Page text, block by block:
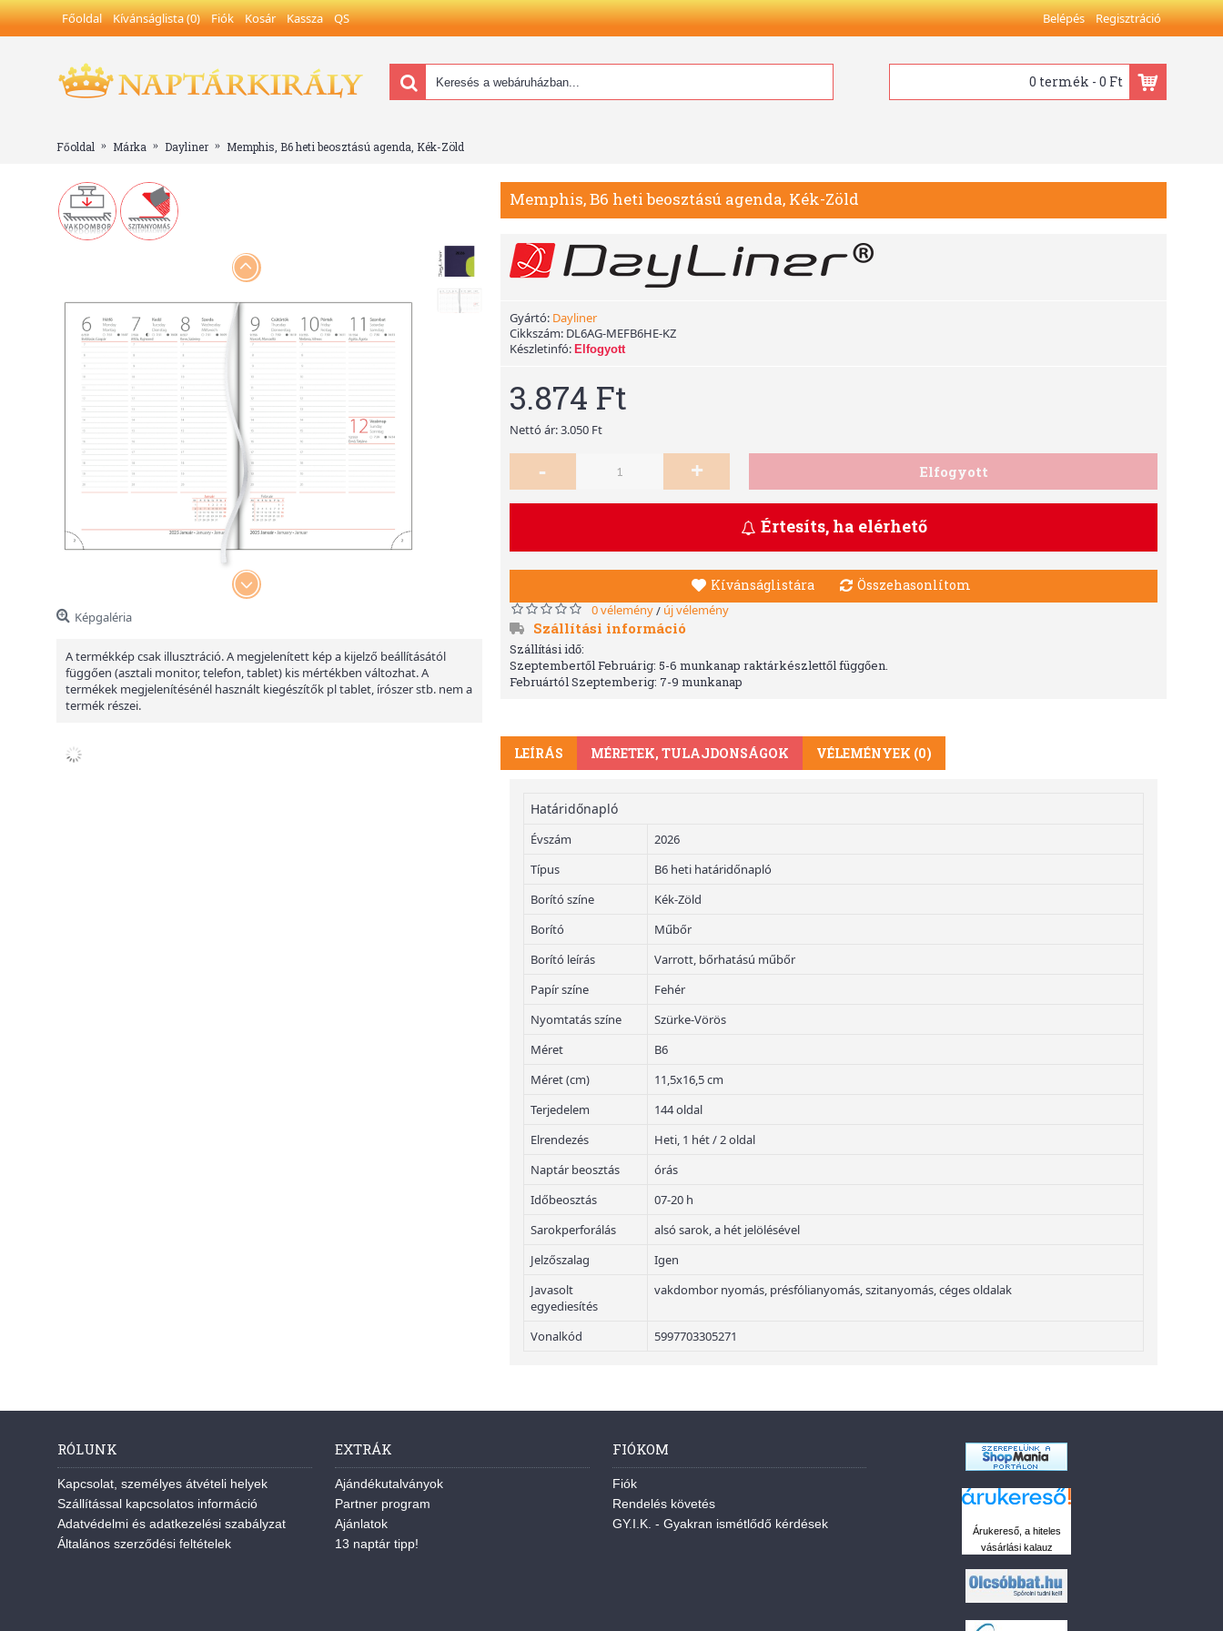
Főoldal Kívánságlista (0) Fiók Kosár Kassza QS Belépés Regisztráció
0 termék - 0 Ft
Főoldal Márka Dayliner Memphis, B6 heti beosztású agenda, Kék-Zöld
Képgaléria
A termékkép csak illusztráció. A megjelenített kép a kijelző beállításától
függően (asztali monitor, telefon, tablet) kis mértékben változhat. A
termékek megjelenítésénél használt kiegészítők pl tablet, írószer stb. nem a
termék részei.
Memphis, B6 heti beosztású agenda, Kék-Zöld
Gyártó: Dayliner
Cikkszám: DL6AG-MEFB6HE-KZ
Készletinfó: Elfogyott
3.874 Ft
Nettó ár: 3.050 Ft
- + Elfogyott
Értesíts, ha elérhető
Kívánságlistára Összehasonlítom
0 vélemény/ új vélemény
Szállítási információ
Szállítási idő:
Szeptembertől Februárig: 5-6 munkanap raktárkészlettől függően.
Februártól Szeptemberig: 7-9 munkanap
LEÍRÁS MÉRETEK, TULAJDONSÁGOK VÉLEMÉNYEK (0)
Határidőnapló
Évszám
2026
Típus
B6 heti határidőnapló
Borító színe
Kék-Zöld
Borító
Műbőr
Borító leírás
Varrott, bőrhatású műbőr
Papír színe
Fehér
Nyomtatás színe
Szürke-Vörös
Méret
B6
Méret (cm)
11,5x16,5 cm
Terjedelem
144 oldal
Elrendezés
Heti, 1 hét / 2 oldal
Naptár beosztás
órás
Időbeosztás
07-20 h
Sarokperforálás
alsó sarok, a hét jelölésével
Jelzőszalag
Igen
Javasolt
egyediesítés
vakdombor nyomás, présfólianyomás, szitanyomás, céges oldalak
Vonalkód 5997703305271
RÓLUNK
Kapcsolat, személyes átvételi helyek
Szállítással kapcsolatos információ
Adatvédelmi és adatkezelési szabályzat
Általános szerződési feltételek
EXTRÁK
Ajándékutalványok
Partner program
Ajánlatok
13 naptár tipp!
FIÓKOM
Fiók
Rendelés követés
GY.I.K. - Gyakran ismétlődő kérdések
Árukereső, a hiteles
vásárlási kalauz